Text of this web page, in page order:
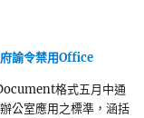
諭令禁用Office
格式五月中通
公室應用之標準，涵括